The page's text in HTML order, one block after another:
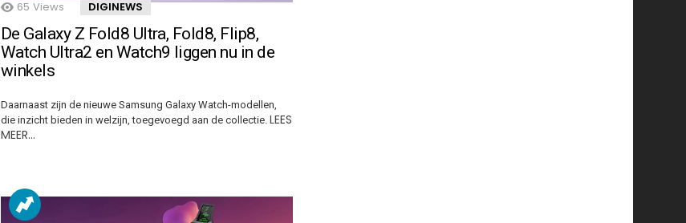
65 Views DIGINEWS
De Galaxy Z Fold8 Ultra, Fold8, Flip8,
Watch Ultra2 en Watch9 liggen nu in de
winkels
Daarnaast zijn de nieuwe Samsung Galaxy Watch-modellen,
die inzicht bieden in welzijn, toegevoegd aan de collectie. LEES
MEER…